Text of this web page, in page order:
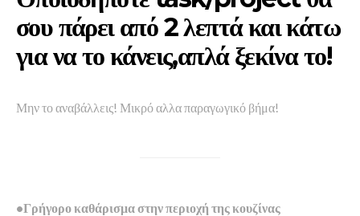
σου πάρει από 2 λεπτά και κάτω
για να το κάνεις,απλά ξεκίνα το!
Μην το αναβάλλεις! Μικρό αλλα παραγωγικό βήμα!
•Γρήγορο καθάρισμα στην περιοχή της κουζίνας